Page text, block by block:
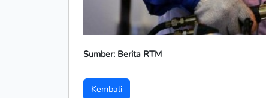
Sumber: Berita RTM
Kembali